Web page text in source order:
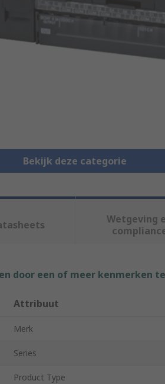
Bekijk deze categorie
Wetgeving
door een of meer kenmerken
Attribuut
Merk
Series
Product Type